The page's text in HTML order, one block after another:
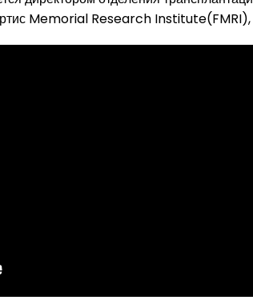
Memorial Research Institute(FMRI),